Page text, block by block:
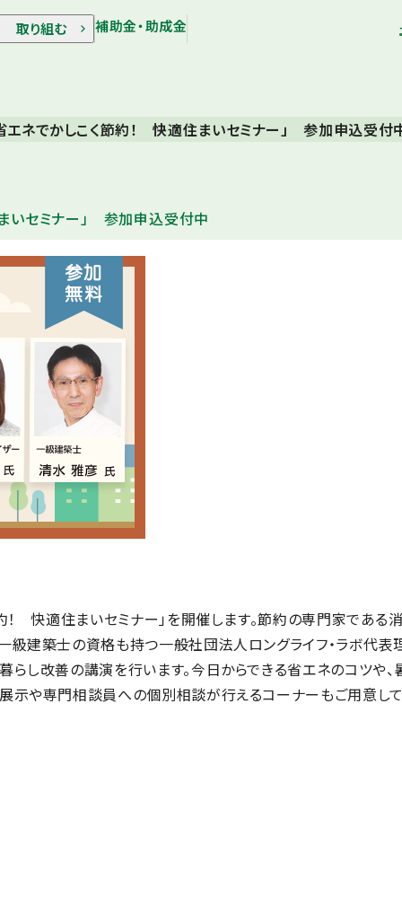
取り組む 補助金・助成金
エネでかしこく節約！ 快適住まいセミナー」 参加申込受付
いセミナー」 参加申込受付中
！ 快適住まいセミナー」を開催します。節約の専門家である
級建築士の資格も持つ一般社団法人ロングライフ・ラボ代表
し改善の講演を行います。今日からできる省エネのコツや、
示や専門相談員への個別相談が行えるコーナーもご用意し